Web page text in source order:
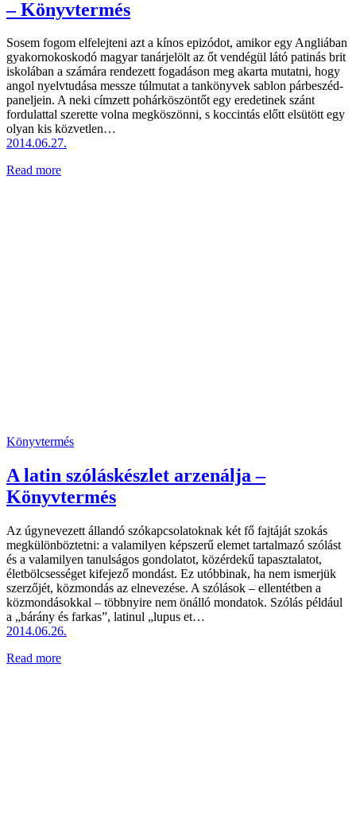
– Könyvtermés
Sosem fogom elfelejteni azt a kínos epizódot, amikor egy Angliában
gyakornokoskodó magyar tanárjelölt az őt vendégül látó patinás brit
iskolában a számára rendezett fogadáson meg akarta mutatni, hogy
angol nyelvtudása messze túlmutat a tankönyvek sablon párbeszéd-
paneljein. A neki címzett pohárköszöntőt egy eredetinek szánt
fordulattal szerette volna megköszönni, s koccintás előtt elsütött egy
olyan kis közvetlen…
2014.06.27.
Read more
Könyvtermés
A latin szóláskészlet arzenálja –
Könyvtermés
Az úgynevezett állandó szókapcsolatoknak két fő fajtáját szokás
megkülönböztetni: a valamilyen képszerű elemet tartalmazó szólást
és a valamilyen tanulságos gondolatot, közérdekű tapasztalatot,
életbölcsességet kifejező mondást. Ez utóbbinak, ha nem ismerjük
szerzőjét, közmondás az elnevezése. A szólások – ellentétben a
közmondásokkal – többnyire nem önálló mondatok. Szólás például
a „bárány és farkas”, latinul „lupus et…
2014.06.26.
Read more